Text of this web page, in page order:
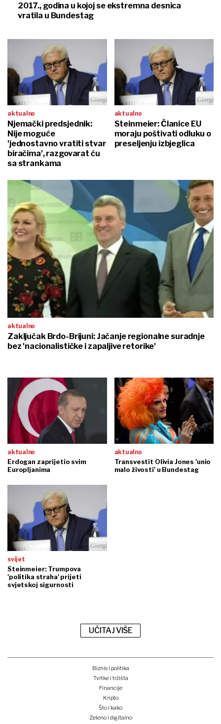
2017., godina u kojoj se ekstremna desnica
vratila u Bundestag
aktualno
Njemački predsjednik:
Nije moguće
'jednostavno vratiti stvar
biračima', razgovarat ću
sa strankama
aktualno
Steinmeier: Članice EU
moraju poštivati odluku o
preseljenju izbjeglica
aktualno
Zaključak Brdo-Brijuni: Jačanje regionalne suradnje
bez 'nacionalističke i zapaljive retorike'
aktualno
Erdogan zaprijetio svim
Europljanima
aktualno
Transvestit Olivia Jones 'unio
malo živosti' u Bundestag
svijet
Steinmeier: Trumpova
'politika straha' prijeti
svjetskoj sigurnosti
UČITAJ VIŠE
Biznis i politika
Tvrtke i tržišta
Financije
Kripto
Što i kako
Zeleno i digitalno